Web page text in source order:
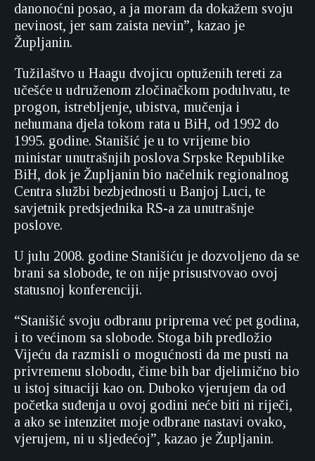
danonoćni posao, a ja moram da dokažem svoju
nevinost, jer sam zaista nevin”, kazao je
Župljanin.
Tužilaštvo u Haagu dvojicu optuženih tereti za
učešće u udruženom zločinačkom poduhvatu, te
progon, istrebljenje, ubistva, mučenja i
nehumana djela tokom rata u BiH, od 1992 do
1995. godine. Stanišić je u to vrijeme bio
ministar unutrašnjih poslova Srpske Republike
BiH, dok je Župljanin bio načelnik regionalnog
Centra službi bezbjednosti u Banjoj Luci, te
savjetnik predsjednika RS-a za unutrašnje
poslove.
U julu 2008. godine Stanišiću je dozvoljeno da se
brani sa slobode, te on nije prisustvovao ovoj
statusnoj konferenciji.
“Stanišić svoju odbranu priprema već pet godina,
i to većinom sa slobode. Stoga bih predložio
Vijeću da razmisli o mogućnosti da me pusti na
privremenu slobodu, čime bih bar djelimično bio
u istoj situaciji kao on. Duboko vjerujem da od
početka suđenja u ovoj godini neće biti ni riječi,
a ako se intenzitet moje odbrane nastavi ovako,
vjerujem, ni u sljedećoj”, kazao je Župljanin.